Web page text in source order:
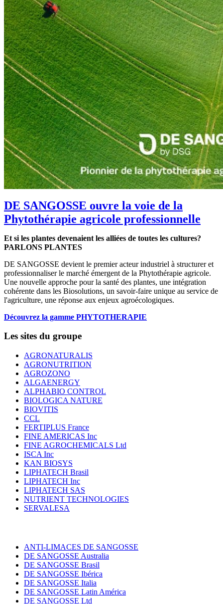
DE SANGOSSE ouvre la voie de la
Phytothérapie agricole professionnelle
Et si les plantes devenaient les alliées de toutes les cultures?
PARLONS PLANTES
DE SANGOSSE devient le premier acteur industriel à structurer et
professionnaliser le marché émergent de la Phytothérapie agricole.
Une nouvelle approche pour la santé des plantes, une intégration
cohérente dans les Biosolutions, un savoir-faire unique au service de
l'agriculture, une réponse aux enjeux agroécologiques.
Découvrez la gamme PHYTOTHERAPIE
Les sites du groupe
AGRONATURALIS
AGRONUTRITION
AGROZONO
ALGAENERGY
ALPHABIO CONTROL
BIOLOGICA NATURE
BIOVITIS
CCL
FERTIPLUS France
FINE AMERICAS Inc
FINE AGROCHEMICALS Ltd
ISCA Inc
KAN BIOSYS
LIPHATECH Brasil
LIPHATECH Inc
LIPHATECH SAS
NUTRIENT TECHNOLOGIES
SERVALESA
ANTI-LIMACES DE SANGOSSE
DE SANGOSSE Australia
DE SANGOSSE Brasil
DE SANGOSSE Ibérica
DE SANGOSSE Italia
DE SANGOSSE Latin América
DE SANGOSSE Ltd